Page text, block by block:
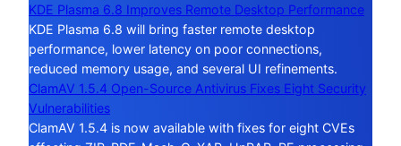
KDE Plasma 6.8 Improves Remote Desktop Performance
KDE Plasma 6.8 will bring faster remote desktop
performance, lower latency on poor connections,
reduced memory usage, and several UI refinements.
ClamAV 1.5.4 Open-Source Antivirus Fixes Eight Security
Vulnerabilities
ClamAV 1.5.4 is now available with fixes for eight CVEs